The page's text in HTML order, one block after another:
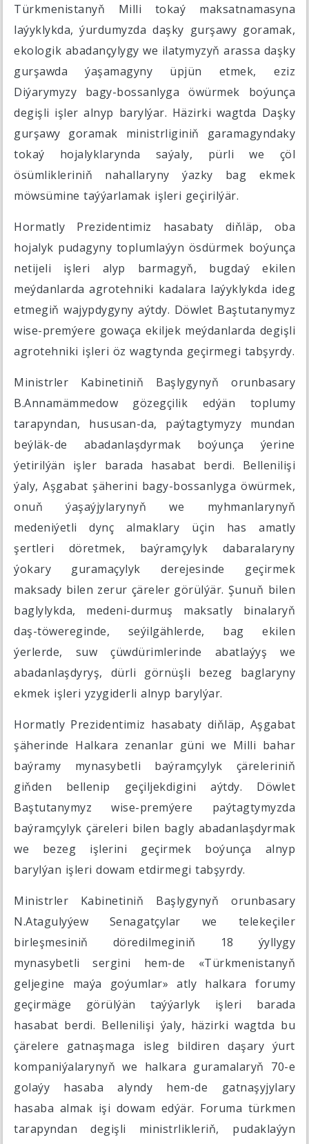
Türkmenistanyň Milli tokaý maksatnamasyna
laýyklykda, ýurdumyzda daşky gurşawy goramak,
ekologik abadançylygy we ilatymyzyň arassa daşky
gurşawda ýaşamagyny üpjün etmek, eziz
Diýarymyzy bagy-bossanlyga öwürmek boýunça
degişli işler alnyp barylýar. Häzirki wagtda Daşky
gurşawy goramak ministrliginiň garamagyndaky
tokaý hojalyklarynda saýaly, pürli we çöl
ösümlikleriniň nahallaryny ýazky bag ekmek
möwsümine taýýarlamak işleri geçirilýär.
Hormatly Prezidentimiz hasabaty diňläp, oba
hojalyk pudagyny toplumlaýyn ösdürmek boýunça
netijeli işleri alyp barmagyň, bugdaý ekilen
meýdanlarda agrotehniki kadalara laýyklykda ideg
etmegiň wajypdygyny aýtdy. Döwlet Baştutanymyz
wise-premýere gowaça ekiljek meýdanlarda degişli
agrotehniki işleri öz wagtynda geçirmegi tabşyrdy.
Ministrler Kabinetiniň Başlygynyň orunbasary
B.Annamämmedow gözegçilik edýän toplumy
tarapyndan, hususan-da, paýtagtymyzy mundan
beýläk-de abadanlaşdyrmak boýunça ýerine
ýetirilýän işler barada hasabat berdi. Bellenilişi
ýaly, Aşgabat şäherini bagy-bossanlyga öwürmek,
onuň ýaşaýjylarynyň we myhmanlarynyň
medeniýetli dynç almaklary üçin has amatly
şertleri döretmek, baýramçylyk dabaralaryny
ýokary guramaçylyk derejesinde geçirmek
maksady bilen zerur çäreler görülýär. Şunuň bilen
baglylykda, medeni-durmuş maksatly binalaryň
daş-töwereginde, seýilgählerde, bag ekilen
ýerlerde, suw çüwdürimlerinde abatlaýyş we
abadanlaşdyryş, dürli görnüşli bezeg baglaryny
ekmek işleri yzygiderli alnyp barylýar.
Hormatly Prezidentimiz hasabaty diňläp, Aşgabat
şäherinde Halkara zenanlar güni we Milli bahar
baýramy mynasybetli baýramçylyk çäreleriniň
giňden bellenip geçiljekdigini aýtdy. Döwlet
Baştutanymyz wise-premýere paýtagtymyzda
baýramçylyk çäreleri bilen bagly abadanlaşdyrmak
we bezeg işlerini geçirmek boýunça alnyp
barylýan işleri dowam etdirmegi tabşyrdy.
Ministrler Kabinetiniň Başlygynyň orunbasary
N.Atagulyýew Senagatçylar we telekeçiler
birleşmesiniň döredilmeginiň 18 ýyllygy
mynasybetli sergini hem-de «Türkmenistanyň
geljegine maýa goýumlar» atly halkara forumy
geçirmäge görülýän taýýarlyk işleri barada
hasabat berdi. Bellenilişi ýaly, häzirki wagtda bu
çärelere gatnaşmaga isleg bildiren daşary ýurt
kompaniýalarynyň we halkara guramalaryň 70-e
golaýy hasaba alyndy hem-de gatnaşyjylary
hasaba almak işi dowam edýär. Foruma türkmen
tarapyndan degişli ministrlikleriň, pudaklaýyn